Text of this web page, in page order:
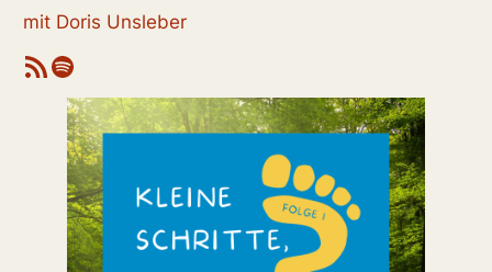
mit Doris Unsleber
RSS-Feed Spotify